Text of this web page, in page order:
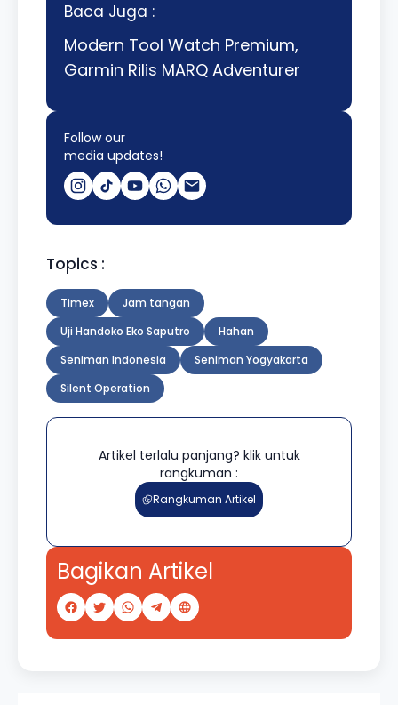
Baca Juga :
Modern Tool Watch Premium,
Garmin Rilis MARQ Adventurer
Follow our
media updates!
Topics :
Timex
Jam tangan
Uji Handoko Eko Saputro
Hahan
Seniman Indonesia
Seniman Yogyakarta
Silent Operation
Artikel terlalu panjang? klik untuk
rangkuman :
Rangkuman Artikel
Bagikan Artikel